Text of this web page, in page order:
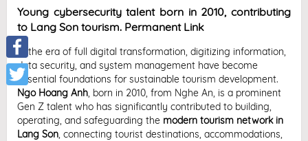
Facebook
Twitter
Young cybersecurity talent born in 2010, contributing
to Lang Son tourism. Permanent Link
In the era of full digital transformation, digitizing information,
data security, and system management have become
essential foundations for sustainable tourism development.
Ngo Hoang Anh, born in 2010, from Nghe An, is a prominent
Gen Z talent who has significantly contributed to building,
operating, and safeguarding the modern tourism network in
Lang Son, connecting tourist destinations, accommodations,